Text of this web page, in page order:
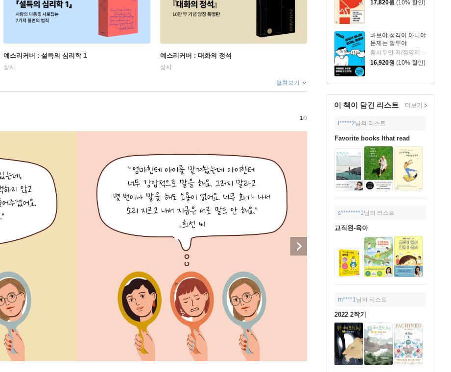
17,820원 (10% 할인)
바보야 성격이 아니야
문제는 말투야
황시투안 저/정영재 역
16,920원 (10% 할인)
이 책이 담긴 리스트 더보기
l*****2님의 리스트
Favorite books Ithat read
s********1님의 리스트
교직원-육아
m****1 님의 리스트
2022 2학기
예스리커버 : 설득의 심리학 1
상시
예스리커버 : 대화의 정석
상시
펼쳐보기
1/9